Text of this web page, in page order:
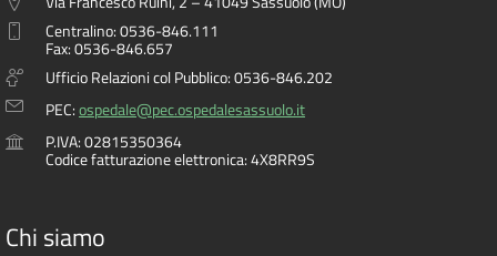
Centralino: 0536-846.111
Fax: 0536-846.657
Ufficio Relazioni col Pubblico: 0536-846.202
PEC:ospedale@pec.ospedalesassuolo.it
P.IVA: 02815350364
Codice fatturazione elettronica: 4X8RR9S
Chi siamo